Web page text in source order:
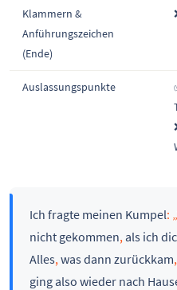
Klammern &
Anführungszeichen
(Ende)
Auslassungspunkte
Ich fragte meinen Kumpel: „
nicht gekommen, als ich
Alles, was dann zurückkam,
ging also wieder nach